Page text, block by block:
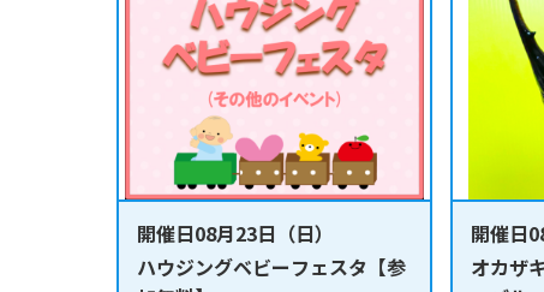
開催日08月23日（日）
ハウジングベビーフェスタ【参
開催日
オカザ